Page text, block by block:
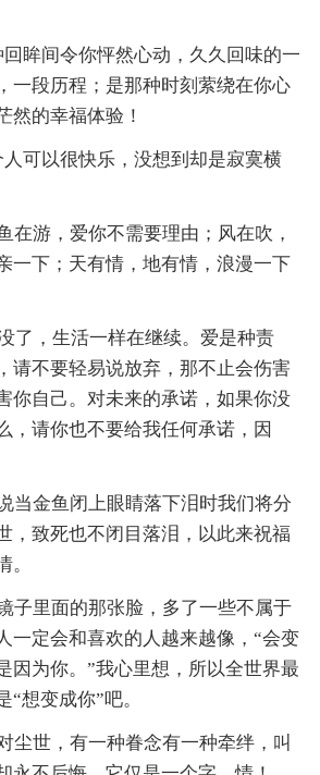
眸间令你怦然心动，久久回味的一
一段历程；是那种时刻萦绕在你心
然的幸福体验！
可以很快乐，没想到却是寂寞横
在游，爱你不需要理由；风在吹，
一下；天有情，地有情，浪漫一下
了，生活一样在继续。爱是种责
请不要轻易说放弃，那不止会伤害
你自己。对未来的承诺，如果你没
，请你也不要给我任何承诺，因
当金鱼闭上眼睛落下泪时我们将分
，致死也不闭目落泪，以此来祝福
。
子里面的那张脸，多了一些不属于
一定会和喜欢的人越来越像，“会变
因为你。”我心里想，所以全世界最
想变成你”吧。
尘世，有一种眷念有一种牵绊，叫